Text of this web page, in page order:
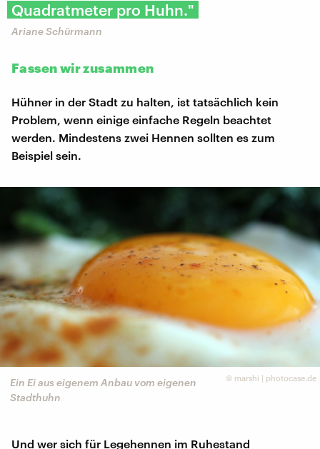
Quadratmeter pro Huhn."
Ariane Schürmann
Fassen wir zusammen
Hühner in der Stadt zu halten, ist tatsächlich kein
Problem, wenn einige einfache Regeln beachtet
werden. Mindestens zwei Hennen sollten es zum
Beispiel sein.
© marshi | photocase.de
Ein Ei aus eigenem Anbau vom eigenen
Stadthuhn
Und wer sich für Legehennen im Ruhestand